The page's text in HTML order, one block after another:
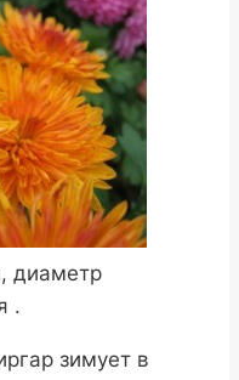
диаметр
.
зимует в